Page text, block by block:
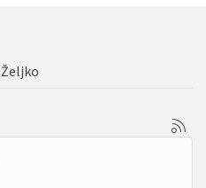
Željko